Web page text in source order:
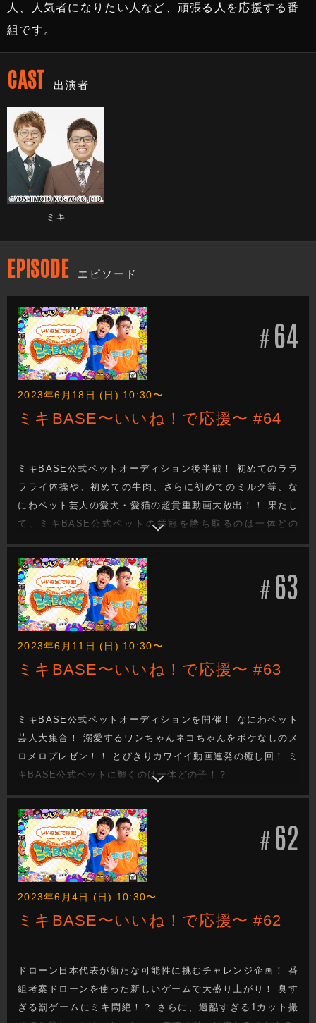
人、人気者になりたい人など、頑張る人を応援する番
組です。
CAST 出演者
ミキ
EPISODE エピソード
#64
2023年6月18日 (日) 10:30〜
ミキBASE〜いいね！で応援〜 #64
ミキBASE公式ペットオーディション後半戦！ 初めてのララ
ラライ体操や、初めての牛肉、さらに初めてのミルク等、な
にわペット芸人の愛犬・愛猫の超貴重動画大放出！！ 果たし
て、ミキBASE公式ペットの栄冠を勝ち取るのは一体どの
子！？
#63
2023年6月11日 (日) 10:30〜
ミキBASE〜いいね！で応援〜 #63
ミキBASE公式ペットオーディションを開催！ なにわペット
芸人大集合！ 溺愛するワンちゃんネコちゃんをボケなしのメ
ロメロプレゼン！！ とびきりカワイイ動画連発の癒し回！ ミ
キBASE公式ペットに輝くのは一体どの子！？
#62
2023年6月4日 (日) 10:30〜
ミキBASE〜いいね！で応援〜 #62
ドローン日本代表が新たな可能性に挑むチャレンジ企画！ 番
組考案ドローンを使った新しいゲームで大盛り上がり！ 臭す
ぎる罰ゲームにミキ悶絶！？ さらに、過酷すぎる1カット撮